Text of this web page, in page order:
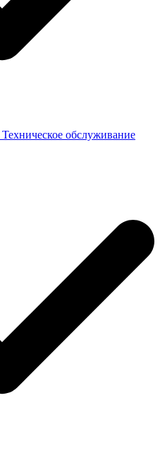
Техническое обслуживание